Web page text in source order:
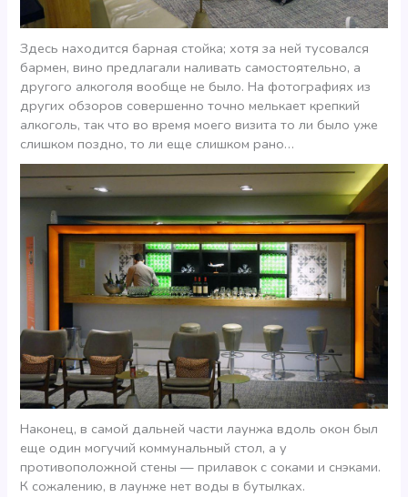
Здесь находится барная стойка; хотя за ней тусовался
бармен, вино предлагали наливать самостоятельно, а
другого алкоголя вообще не было. На фотографиях из
других обзоров совершенно точно мелькает крепкий
алкоголь, так что во время моего визита то ли было уже
слишком поздно, то ли еще слишком рано…
Наконец, в самой дальней части лаунжа вдоль окон был
еще один могучий коммунальный стол, а у
противоположной стены — прилавок с соками и снэками.
К сожалению, в лаунже нет воды в бутылках.